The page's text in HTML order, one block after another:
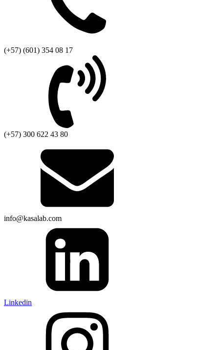
(+57) (601) 354 08 17
(+57) 300 622 43 80
info@kasalab.com
Linkedin